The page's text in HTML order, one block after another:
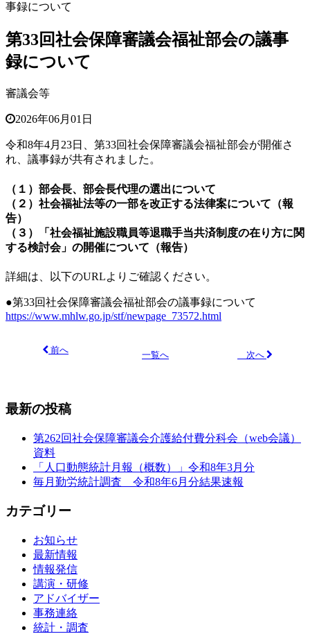
事録について
第33回社会保障審議会福祉部会の議事
録について
審議会等
2026年06月01日
令和8年4月23日、第33回社会保障審議会福祉部会が開催さ
れ、議事録が共有されました。
（１）部会長、部会長代理の選出について
（２）社会福祉法等の一部を改正する法律案について（報
告）
（３）「社会福祉施設職員等退職手当共済制度の在り方に関
する検討会」の開催について（報告）
詳細は、以下のURLよりご確認ください。
●第33回社会保障審議会福祉部会の議事録について
https://www.mhlw.go.jp/stf/newpage_73572.html
前へ
一覧へ 次へ
最新の投稿
第262回社会保障審議会介護給付費分科会（web会議）
資料
「人口動態統計月報（概数）」令和8年3月分
毎月勤労統計調査 令和8年6月分結果速報
カテゴリー
お知らせ
最新情報
情報発信
講演・研修
アドバイザー
事務連絡
統計・調査